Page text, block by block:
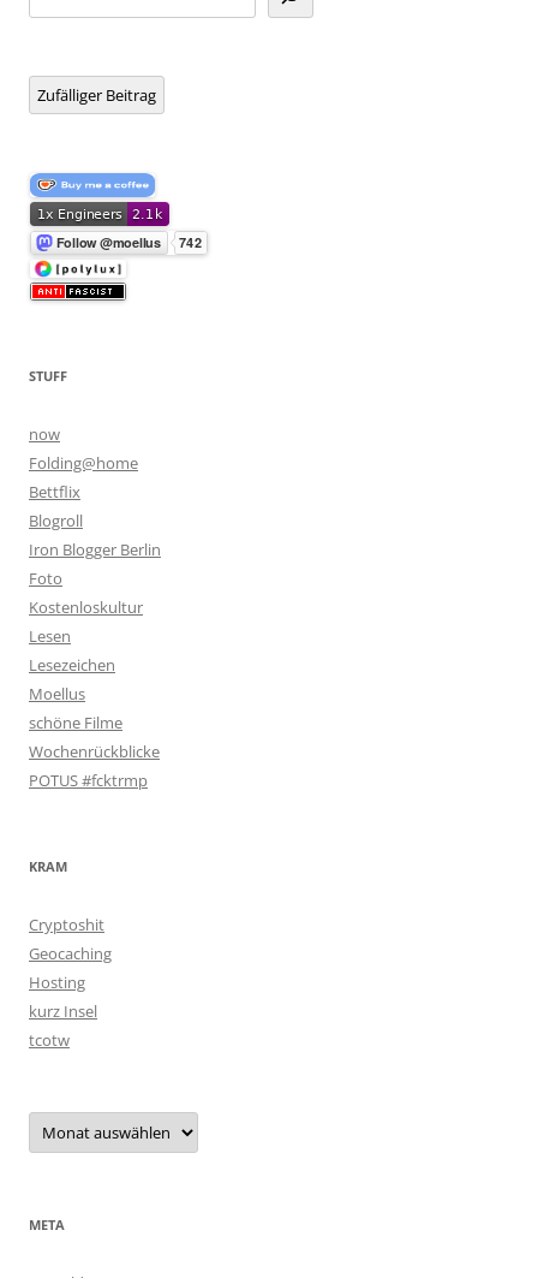
Zufälliger Beitrag
STUFF
now
Folding@home
Bettflix
Blogroll
Iron Blogger Berlin
Foto
Kostenloskultur
Lesen
Lesezeichen
Moellus
schöne Filme
Wochenrückblicke
POTUS #fcktrmp
KRAM
Cryptoshit
Geocaching
Hosting
kurz Insel
tcotw
Archiv
META